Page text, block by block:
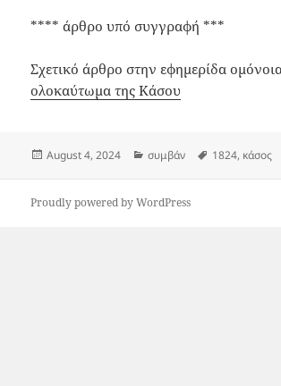
**** άρθρο υπό συγγραφή ***
Σχετικό άρθρο στην εφημερίδα
ολοκαύτωμα της Κάσου
Posted
August 4, 2024 Categories
συμβάν Tags
1824, κάσος
Proudly powered by WordPress